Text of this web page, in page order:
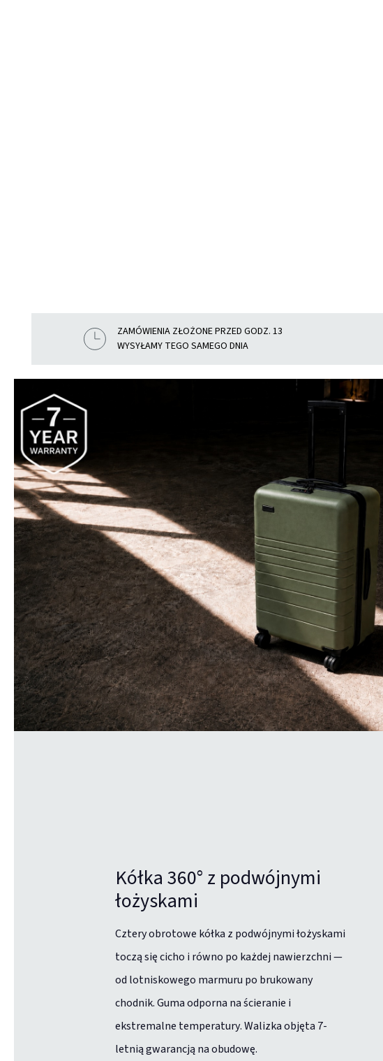
ZAMÓWIENIA ZŁOŻONE PRZED GODZ. 13
WYSYŁAMY TEGO SAMEGO DNIA
Kółka 360° z podwójnymi
łożyskami
Cztery obrotowe kółka z podwójnymi łożyskami
toczą się cicho i równo po każdej nawierzchni —
od lotniskowego marmuru po brukowany
chodnik. Guma odporna na ścieranie i
ekstremalne temperatury. Walizka objęta 7-
letnią gwarancją na obudowę.